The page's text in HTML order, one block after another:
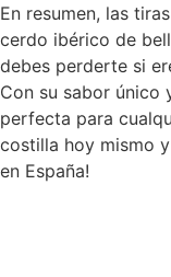
En resumen, las
cerdo ibérico de
debes perderte si
Con su sabor único
perfecta para
costilla hoy mismo
en España!